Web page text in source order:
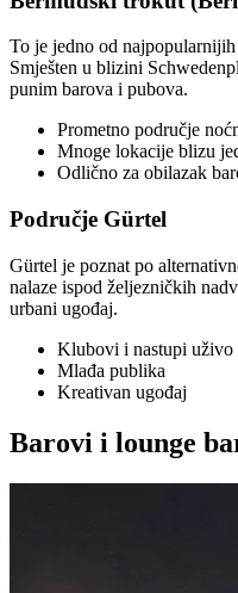
To je jedno od
Smješten u blizini
punim barova i pubova.
Prometno područje
Mnoge lokacije blizu
Odlično za obilazak
Područje Gürtel
Gürtel je poznat po
nalaze ispod željezničkih
urbani ugođaj.
Klubovi i nastupi uživo
Mlađa publika
Kreativan ugođaj
Barovi i lounge